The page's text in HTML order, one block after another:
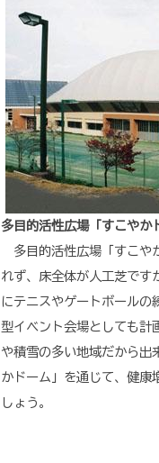
多目的活性広場「すこやか
多目的活性広場「すこや
れず、床全体が人工芝です
にテニスやゲートボールの
型イベント会場としても
や積雪の多い地域だから出
かドーム」を通じて、健康
しょう。